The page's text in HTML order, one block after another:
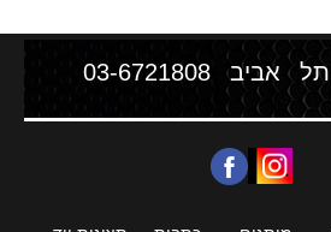
03-6721808